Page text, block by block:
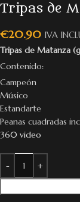
Tripas de
€20.90 IVA
Tripas de Matanza
Contenido:
Campeón
Músico
Estandarte
Peanas cuadradas
360 video